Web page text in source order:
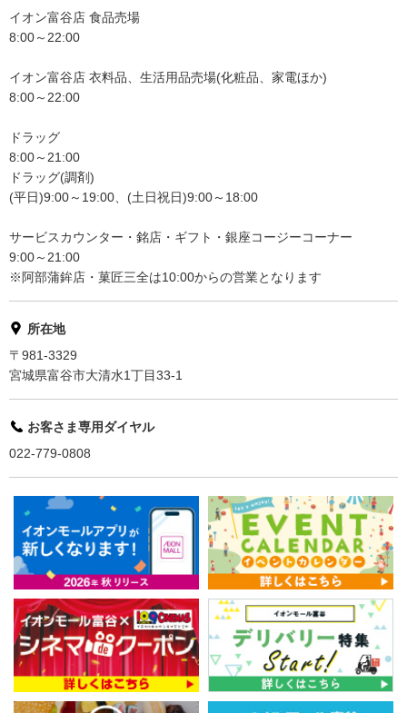
イオン富谷店 食品売場
8:00～22:00
イオン富谷店 衣料品、生活用品売場(化粧品、家電ほか)
8:00～22:00
ドラッグ
8:00～21:00
ドラッグ(調剤)
(平日)9:00～19:00、(土日祝日)9:00～18:00
サービスカウンター・銘店・ギフト・銀座コージーコーナー
9:00～21:00
※阿部蒲鉾店・菓匠三全は10:00からの営業となります
所在地
〒981-3329
宮城県富谷市大清水1丁目33-1
お客さま専用ダイヤル
022-779-0808